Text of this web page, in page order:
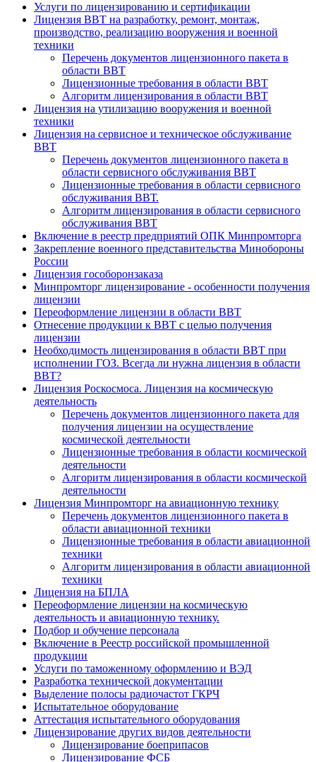
Услуги по лицензированию и сертификации
Лицензия ВВТ на разработку, ремонт, монтаж,
производство, реализацию вооружения и военной
техники
Перечень документов лицензионного пакета в
области ВВТ
Лицензионные требования в области ВВТ
Алгоритм лицензирования в области ВВТ
Лицензия на утилизацию вооружения и военной
техники
Лицензия на сервисное и техническое обслуживание
ВВТ
Перечень документов лицензионного пакета в
области сервисного обслуживания ВВТ
Лицензионные требования в области сервисного
обслуживания ВВТ.
Алгоритм лицензирования в области сервисного
обслуживания ВВТ
Включение в реестр предприятий ОПК Минпромторга
Закрепление военного представительства Минобороны
России
Лицензия гособоронзаказа
Минпромторг лицензирование - особенности получения
лицензии
Переоформление лицензии в области ВВТ
Отнесение продукции к ВВТ с целью получения
лицензии
Необходимость лицензирования в области ВВТ при
исполнении ГОЗ. Всегда ли нужна лицензия в области
ВВТ?
Лицензия Роскосмоса. Лицензия на космическую
деятельность
Перечень документов лицензионного пакета для
получения лицензии на осуществление
космической деятельности
Лицензионные требования в области космической
деятельности
Алгоритм лицензирования в области космической
деятельности
Лицензия Минпромторг на авиационную технику
Перечень документов лицензионного пакета в
области авиационной техники
Лицензионные требования в области авиационной
техники
Алгоритм лицензирования в области авиационной
техники
Лицензия на БПЛА
Переоформление лицензии на космическую
деятельность и авиационную технику.
Подбор и обучение персонала
Включение в Реестр российской промышленной
продукции
Услуги по таможенному оформлению и ВЭД
Разработка технической документации
Выделение полосы радиочастот ГКРЧ
Испытательное оборудование
Аттестация испытательного оборудования
Лицензирование других видов деятельности
Лицензирование боеприпасов
Лицензирование ФСБ